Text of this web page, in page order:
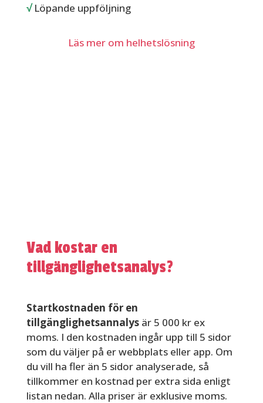
√ Löpande uppföljning
Läs mer om helhetslösning
Vad kostar en
tillgänglighetsanalys?
Startkostnaden för en
tillgänglighetsannalysär 5 000 kr ex
moms. I den kostnaden ingår upp till 5 sidor
som du väljer på er webbplats eller app. Om
du vill ha fler än 5 sidor analyserade, så
tillkommer en kostnad per extra sida enligt
listan nedan. Alla priser är exklusive moms.